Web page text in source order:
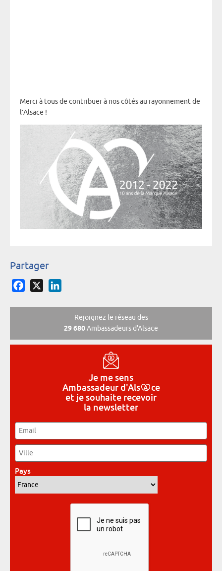
Merci à tous de contribuer à nos côtés au rayonnement de
l’Alsace !
Partager
Facebook
Rejoignez le réseau des
29 680Ambassadeurs d'Alsace
Je me sens
Ambassadeurd'Als
ce
et je souhaite recevoir
la newsletter
Email
Ville
Pays